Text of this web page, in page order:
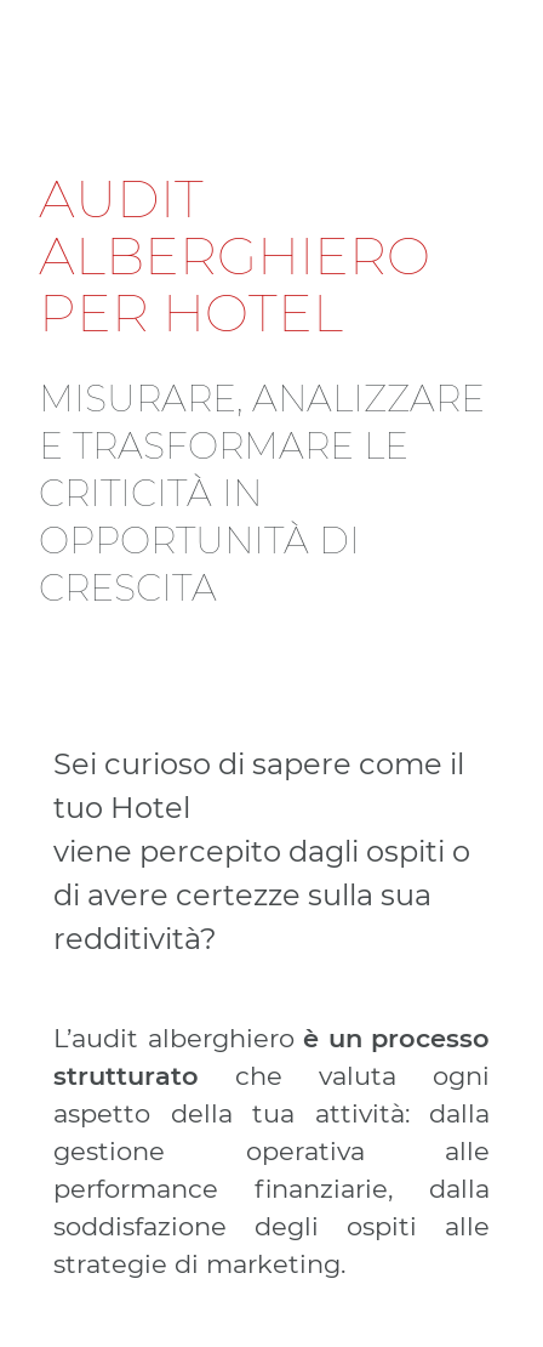
AUDIT
ALBERGHIERO
PER HOTEL
M ISU RARE, ANALIZZARE
E TRASFORMARE LE
CRITICITÀ I N
OPPORTU NITÀ DI
CRESCITA
Sei curioso di sapere come il
tuo Hotel
viene percepito dagli ospiti o
di avere certezze sulla sua
redditività?
L’audit alberghiero è un processo
strutturato che valuta ogni
aspetto della tua attività: dalla
gestione operativa alle
performance finanziarie, dalla
soddisfazione degli ospiti alle
strategie di marketing.